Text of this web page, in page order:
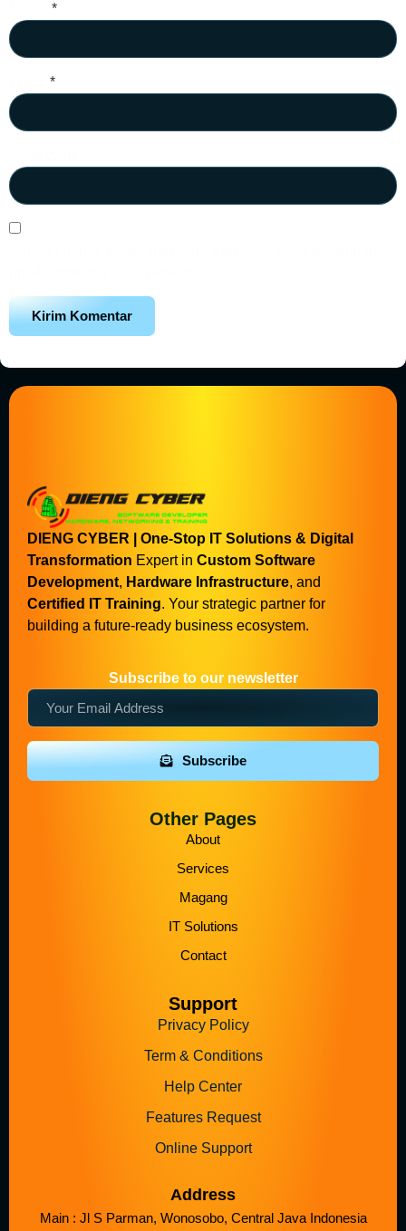
*
*
DIENG CYBER | One-Stop IT Solutions & Digital
Transformation Expert in Custom Software
Development, Hardware Infrastructure, and
Certified IT Training. Your strategic partner for
building a future-ready business ecosystem.
Subscribe to our newsletter
Subscribe
Other Pages
About
Services
Magang
IT Solutions
Contact
Support
Privacy Policy
Term & Conditions
Help Center
Features Request
Online Support
Address
Main : Jl S Parman, Wonosobo, Central Java Indonesia